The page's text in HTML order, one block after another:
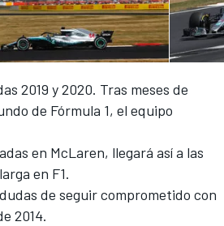
2019 y 2020. Tras meses de
de Fórmula 1, el equipo
en McLaren, llegará así a las
en F1.
de seguir comprometido con
2014.